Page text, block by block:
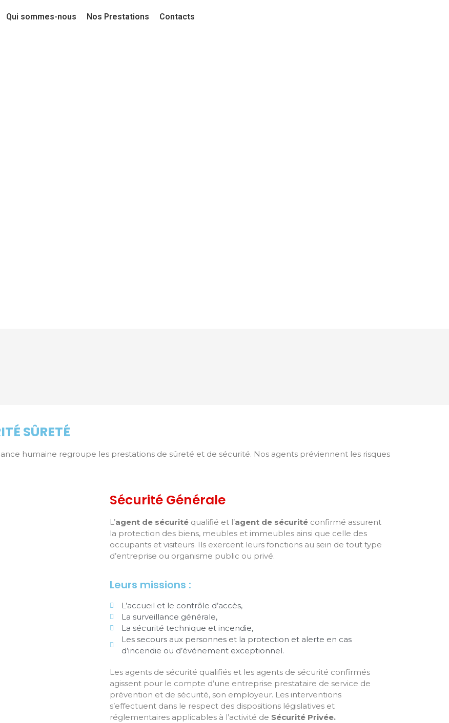
Qui sommes-nous Nos Prestations Contacts
SÛRETÉ
humaine regroupe les prestations de sûreté et de sécurité. Nos agents préviennent les risques
Sécurité Générale
L’agent de sécurité qualifié et l’agent de sécurité confirmé assurent
la protection des biens, meubles et immeubles ainsi que celle des
occupants et visiteurs. Ils exercent leurs fonctions au sein de tout type
d’entreprise ou organisme public ou privé.
Leurs missions :
L’accueil et le contrôle d’accès,
La surveillance générale,
La sécurité technique et incendie,
Les secours aux personnes et la protection et alerte en cas
d’incendie ou d’événement exceptionnel.
Les agents de sécurité qualifiés et les agents de sécurité confirmés
agissent pour le compte d’une entreprise prestataire de service de
prévention et de sécurité, son employeur. Les interventions
s’effectuent dans le respect des dispositions législatives et
réglementaires applicables à l’activité de Sécurité Privée.